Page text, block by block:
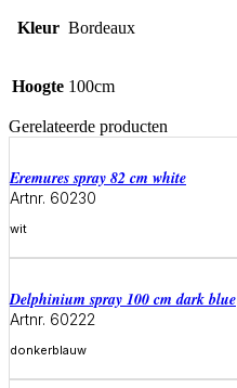
Kleur Bordeaux
Hoogte 100cm
Gerelateerde producten
eremures spray 82 cm white
Artnr. 60230
wit
delphinium spray 100 cm dark blue
Artnr. 60222
donkerblauw